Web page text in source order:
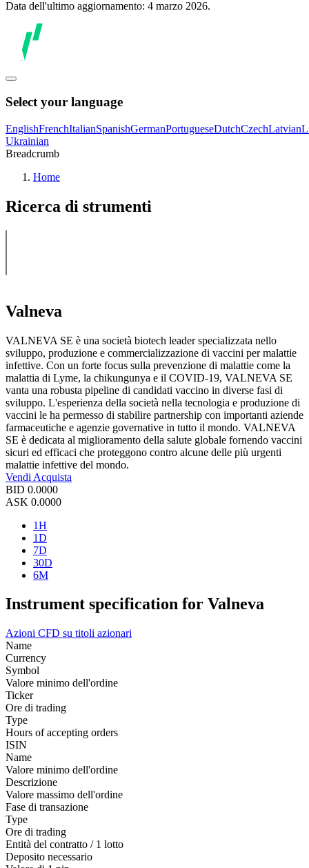
Data dell'ultimo aggiornamento: 4 marzo 2026.
Select your language
EnglishFrenchItalianSpanishGermanPortugueseDutchCzechLatvian
Ukrainian
Breadcrumb
Home
Ricerca di strumenti
Valneva
VALNEVA SE è una società biotech leader specializzata nello
sviluppo, produzione e commercializzazione di vaccini per malattie
infettive. Con un forte focus sulla prevenzione di malattie come la
malattia di Lyme, la chikungunya e il COVID-19, VALNEVA SE
vanta una robusta pipeline di candidati vaccino in diverse fasi di
sviluppo. L'esperienza della società nella tecnologia e produzione di
vaccini le ha permesso di stabilire partnership con importanti aziende
farmaceutiche e agenzie governative in tutto il mondo. VALNEVA
SE è dedicata al miglioramento della salute globale fornendo vaccini
sicuri ed efficaci che proteggono contro alcune delle più urgenti
malattie infettive del mondo.
Vendi Acquista
BID 0.0000
ASK 0.0000
1H
1D
7D
30D
6M
Instrument specification for Valneva
Azioni CFD su titoli azionari
Name
Currency
Symbol
Valore minimo dell'ordine
Ticker
Ore di trading
Type
Hours of accepting orders
ISIN
Name
Valore minimo dell'ordine
Descrizione
Valore massimo dell'ordine
Fase di transazione
Type
Ore di trading
Entità del contratto / 1 lotto
Deposito necessario